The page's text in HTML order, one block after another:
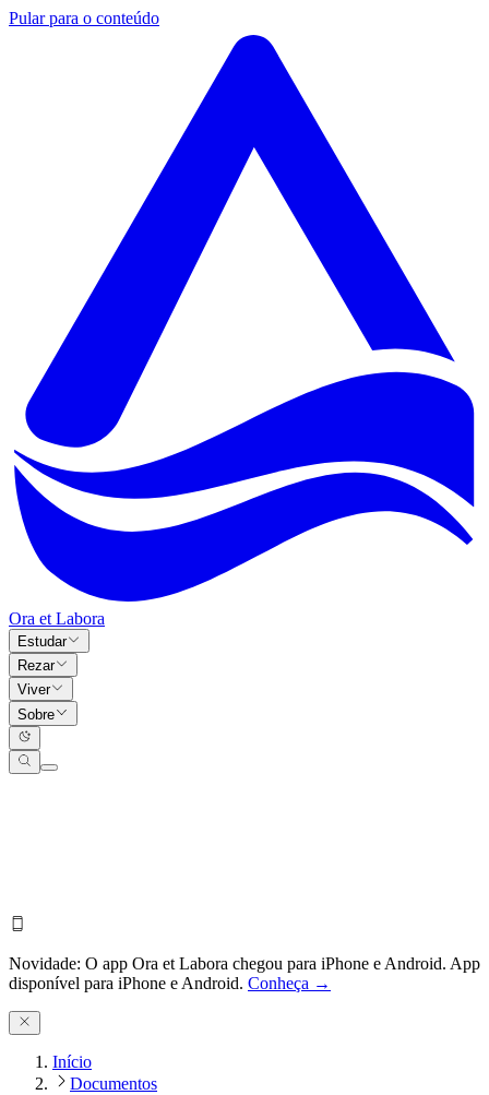
Pular para o conteúdo
Ora et Labora
Estudar
Rezar
Viver
Sobre
Novidade: O app Ora et Labora chegou para iPhone e Android. App
disponível para iPhone e Android. Conheça →
Início
Documentos